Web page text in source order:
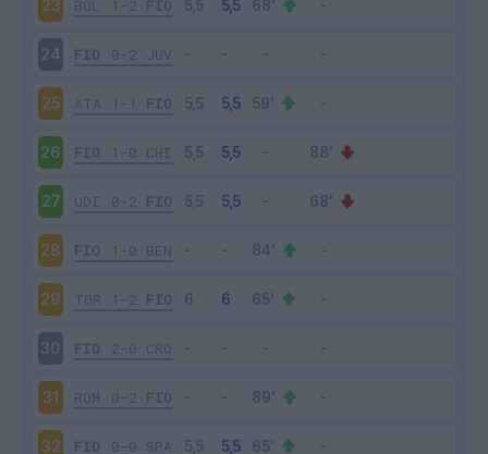
23 BOL 1-2 FIO
24 FIO 0-2 JUV
25 ATA 1-1 FIO
26 FIO 1-0 CHI
27 UDI 0-2 FIO
28 FIO 1-0 BEN
29 TOR 1-2 FIO
30 FIO 2-0 CRO
31 ROM 0-2 FIO
32 FIO 0-0 SPA